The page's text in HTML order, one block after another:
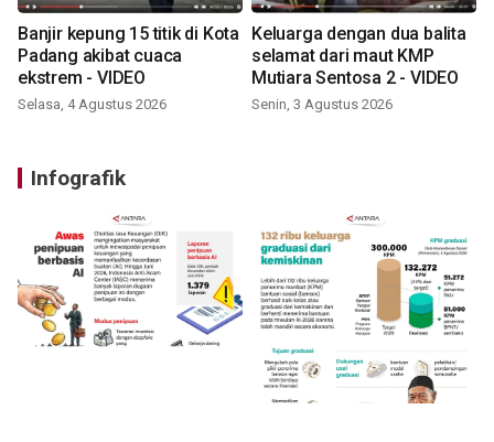
Banjir kepung 15 titik di Kota
Padang akibat cuaca
ekstrem - VIDEO
Selasa, 4 Agustus 2026
Keluarga dengan dua balita
selamat dari maut KMP
Mutiara Sentosa 2 - VIDEO
Senin, 3 Agustus 2026
Infografik